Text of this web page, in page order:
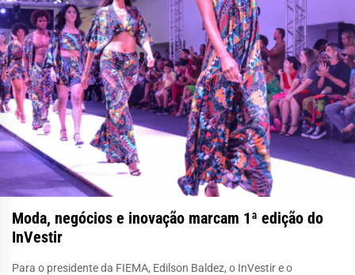
Moda, negócios e inovação marcam 1ª edição do
InVestir
Para o presidente da FIEMA, Edilson Baldez, o InVestir e o